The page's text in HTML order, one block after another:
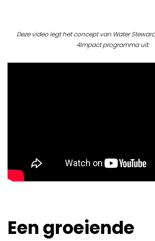
Deze video legt het concept van Water
4Impact programma uit:
Een groeiende